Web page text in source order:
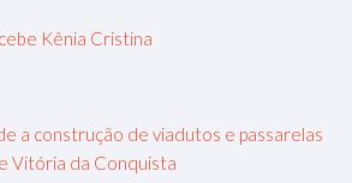
Kênia Cristina
a construção de viadutos e passarelas
Vitória da Conquista